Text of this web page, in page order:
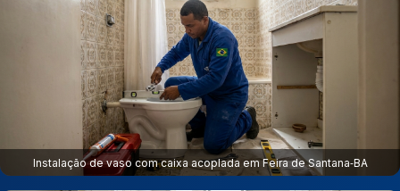
Instalação de vaso com caixa acoplada em Feira de Santana‑BA